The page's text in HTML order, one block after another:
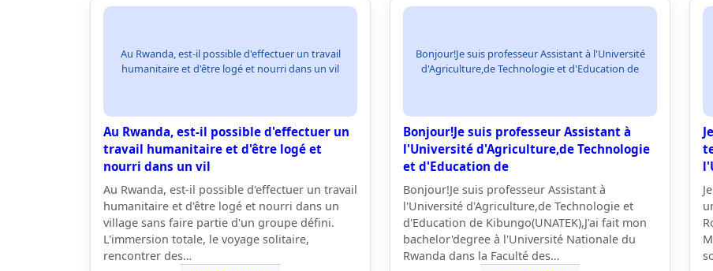
Au Rwanda, est-il possible d'effectuer un travail
humanitaire et d'être logé et nourri dans un vil
Au Rwanda, est-il possible d'effectuer un
travail humanitaire et d'être logé et
nourri dans un vil
Au Rwanda, est-il possible d'effectuer un travail
humanitaire et d'être logé et nourri dans un
village sans faire partie d'un groupe défini.
L'immersion totale, le voyage solitaire,
rencontrer des…
Bonjour!Je suis professeur Assistant à l'Université
d'Agriculture,de Technologie et d'Education de
Bonjour!Je suis professeur Assistant à
l'Université d'Agriculture,de Technologie
et d'Education de
Bonjour!Je suis professeur Assistant à
l'Université d'Agriculture,de Technologie et
d'Education de Kibungo(UNATEK),J'ai fait mon
bachelor'degree à l'Université Nationale du
Rwanda dans la Faculté des…